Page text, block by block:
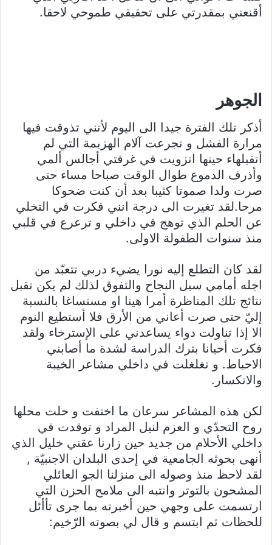
أقنعني بمقدرتي على تحقيقي طموحي لاحقا.
الجوهر
أذكر تلك الفترة جيدا الى اليوم لأنني تذوقت فيها
مرارة الفشل و تجرعت آلام الهزيمة التي لم
أتقبلهاء حينها انزويت في غرفتي أجالس ألمي
وأذرف الدموع طوال الوقت صباحا مساء حتى
صرت ولدا صموتا كثيبا بعد أن كنت ضحوكا
مرحا.لقد تغيرت الى درجة انني فكرت في التخلي
عن الحلم الذي توهج في داخلي و ترعرع في قلبي
منذ سنوات الطفولة الاولى.
لقد كان التطلع إليه نورا يضيء دربي تتعبّد من
اجله أمامي سبل النجاح والتفوق لذلك لم يكن تقبل
نتائج تلك المناظرة أمرا هينا او مستساغا بالنسبة
إليّ حتى صرت أعاني من الأرق فلا أستطيع النوم
الا إذا تناولت دواء يساعدني على الإسترخاء ولقد
فكرت أحيانا بترك الدراسة لشدة ما أصابني
الاحباط. و تغلغلت في داخلي مشاعر الخيبة
والانكسار.
لكن هذه المشاعر سرعان ما اختفت و حلت محلها
روح التحدّي و العزم لنيل المراد و توقدت في
داخلي الأحلام من جديد حين زارنا عقني خليل الذي
أنهى بحوثه الجامعية في إحدى البلدان الاجنبيّة ,
لقد لاحظ منذ وصوله الى منزلنا الجو العائلي
المشحون بالتوتر وانتبه الى ملامح الحزن التي
ارتسمت على وجهي حين أخبرته بما جرى تأأئل
للحظات ثم ابتسم و قال لي بصوته الرّخيم: